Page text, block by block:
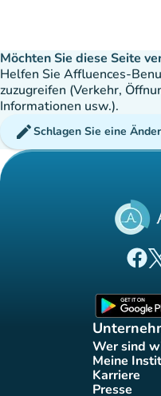
Möchten Sie diese Seite
Helfen Sie Affluences-
zuzugreifen (Verkehr,
Informationen usw.).
editSchlagen Sie eine
Wer sind(new
Meine
Karriere
(new
Presse